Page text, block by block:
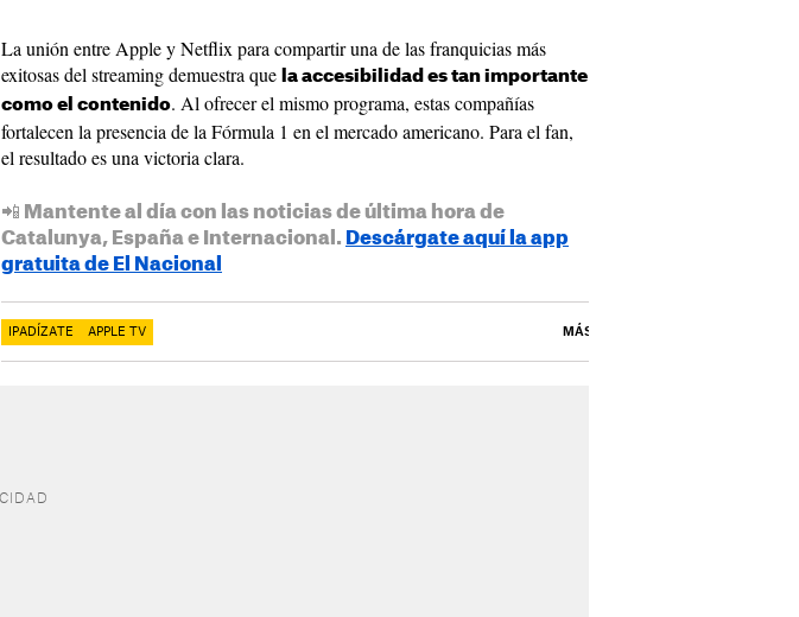
La unión entre Apple y Netflix para compartir una de las franquicias más
exitosas del streaming demuestra que la accesibilidad es tan importante
como el contenido. Al ofrecer el mismo programa, estas compañías
fortalecen la presencia de la Fórmula 1 en el mercado americano. Para el fan,
el resultado es una victoria clara.
📲 Mantente al día con las noticias de última hora de
Catalunya, España e Internacional. Descárgate aquí la app
gratuita de El Nacional
IPADÍZATE APPLE TV MÁS